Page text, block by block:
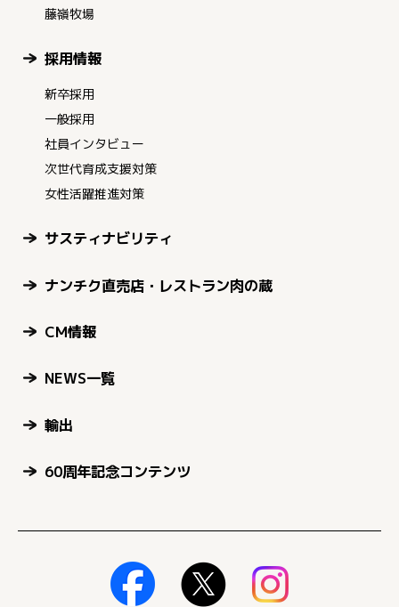
藤嶺牧場
採用情報
新卒採用
一般採用
社員インタビュー
次世代育成支援対策
女性活躍推進対策
サスティナビリティ
ナンチク直売店・レストラン肉の蔵
CM情報
NEWS一覧
輸出
60周年記念コンテンツ